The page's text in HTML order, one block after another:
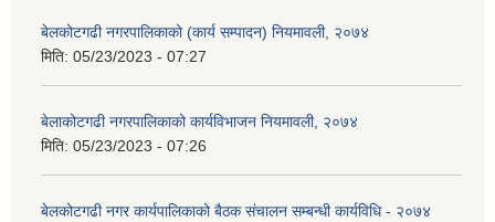
बेलकोटगढी नगरपालिकाको (कार्य सम्पादन) नियमावली, २०७४
मिति: 05/23/2023 - 07:27
बेलाकोटगढी नगरपालिकाको कार्यविभाजन नियमावली, २०७४
मिति: 05/23/2023 - 07:26
बेलकोटगढी नगर कार्यपालिकाको बैठक संचालन सम्बन्धी कार्यविधि - २०७४